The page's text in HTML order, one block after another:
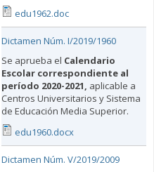
edu1962.doc
Dictamen Núm. I/2019/1960
Se aprueba el Calendario
Escolar correspondiente al
período 2020-2021, aplicable a
Centros Universitarios y Sistema
de Educación Media Superior.
edu1960.docx
Dictamen Núm. V/2019/2009